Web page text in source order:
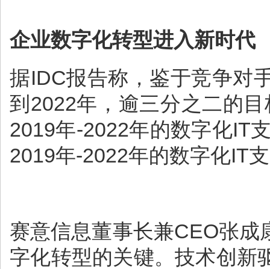
企业数字化转型进入新时代
据IDC报告称，鉴于竞争对
到2022年，逾三分之二的
2019年-2022年的数字化IT
2019年-2022年的数字化IT
赛意信息董事长兼CEO张
字化转型的关键。技术创新